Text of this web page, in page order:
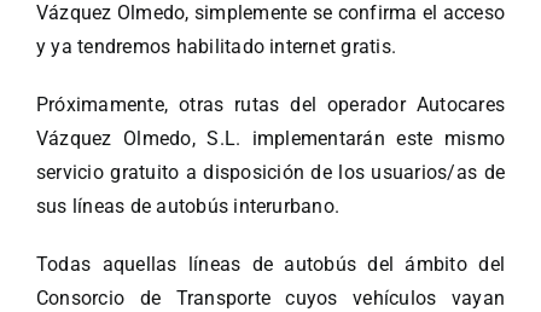
Vázquez Olmedo, simplemente se confirma el acceso
y ya tendremos habilitado internet gratis.
Próximamente, otras rutas del operador Autocares
Vázquez Olmedo, S.L. implementarán este mismo
servicio gratuito a disposición de los usuarios/as de
sus líneas de autobús interurbano.
Todas aquellas líneas de autobús del ámbito del
Consorcio de Transporte cuyos vehículos vayan